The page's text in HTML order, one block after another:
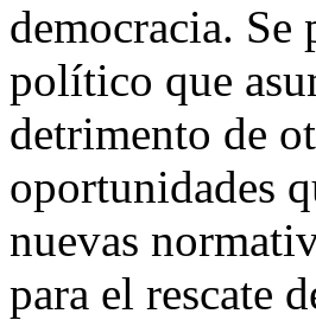
democracia.
político que
detrimento de
oportunidades
nuevas
para el rescate